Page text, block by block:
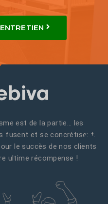
est de la partie… les
fusent et se concrétisent.
le succès de nos clients
ultime récompense !